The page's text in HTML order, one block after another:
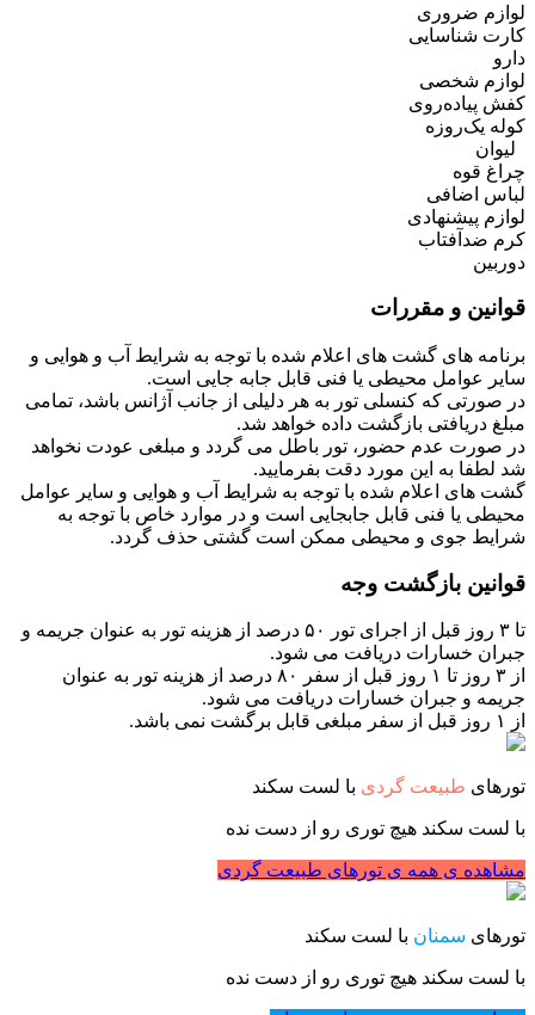
لوازم ضروری
کارت شناسایی
دارو
لوازم شخصی
کفش پیاده‌روی
کوله یک‌روزه
لیوان
چراغ قوه
لباس اضافی
لوازم پیشنهادی
کرم ضدآفتاب
دوربین
قوانین و مقررات
برنامه های گشت های اعلام شده با توجه به شرایط آب و هوایی و
سایر عوامل محیطی یا فنی قابل جابه جایی است.
در صورتی که کنسلی تور به هر دلیلی از جانب آژانس باشد، تمامی
مبلغ دریافتی بازگشت داده خواهد شد.
در صورت عدم حضور، تور باطل می گردد و مبلغی عودت نخواهد
شد لطفا به این مورد دقت بفرمایید.
گشت های اعلام شده با توجه به شرایط آب و هوایی و سایر عوامل
محیطی یا فنی قابل جابجایی است و در موارد خاص با توجه به
شرایط جوی و محیطی ممکن است گشتی حذف گردد.
قوانین بازگشت وجه
تا ۳ روز قبل از اجرای تور ۵۰ درصد از هزینه تور به عنوان جریمه و
جبران خسارات دریافت می شود.
از ۳ روز تا ۱ روز قبل از سفر ۸۰ درصد از هزینه تور به عنوان
جریمه و جبران خسارات دریافت می شود.
از ۱ روز قبل از سفر مبلغی قابل برگشت نمی باشد.
تورهای طبیعت گردی با لست سکند
با لست سکند هیچ توری رو از دست نده
مشاهده ی همه ی تورهای طبیعت گردی
تورهای سمنان با لست سکند
با لست سکند هیچ توری رو از دست نده